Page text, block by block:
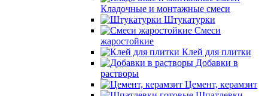
Кладочные и монтажные смеси
Штукатурки
Смеси
жаростойкие
Клей для плитки
Добавки в
растворы
Цемент, керамзит